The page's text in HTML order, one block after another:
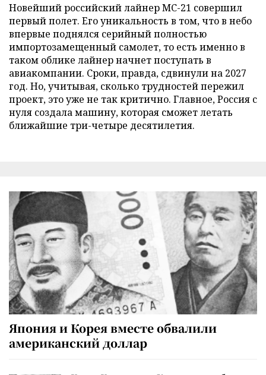
Новейший российский лайнер МС-21 совершил
первый полет. Его уникальность в том, что в небо
впервые поднялся серийный полностью
импортозамещенный самолет, то есть именно в
таком облике лайнер начнет поступать в
авиакомпании. Сроки, правда, сдвинули на 2027
год. Но, учитывая, сколько трудностей пережил
проект, это уже не так критично. Главное, Россия с
нуля создала машину, которая сможет летать
ближайшие три-четыре десятилетия.
Япония и Корея вместе обвалили
американский доллар